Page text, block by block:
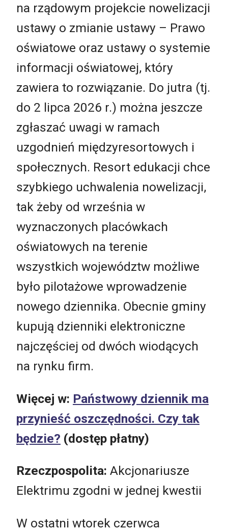
na rządowym projekcie nowelizacji
ustawy o zmianie ustawy – Prawo
oświatowe oraz ustawy o systemie
informacji oświatowej, który
zawiera to rozwiązanie. Do jutra (tj.
do 2 lipca 2026 r.) można jeszcze
zgłaszać uwagi w ramach
uzgodnień międzyresortowych i
społecznych. Resort edukacji chce
szybkiego uchwalenia nowelizacji,
tak żeby od września w
wyznaczonych placówkach
oświatowych na terenie
wszystkich województw możliwe
było pilotażowe wprowadzenie
nowego dziennika. Obecnie gminy
kupują dzienniki elektroniczne
najczęściej od dwóch wiodących
na rynku firm.
Więcej w: Państwowy dziennik ma
przynieść oszczędności. Czy tak
będzie? (dostęp płatny)
Rzeczpospolita: Akcjonariusze
Elektrimu zgodni w jednej kwestii
W ostatni wtorek czerwca